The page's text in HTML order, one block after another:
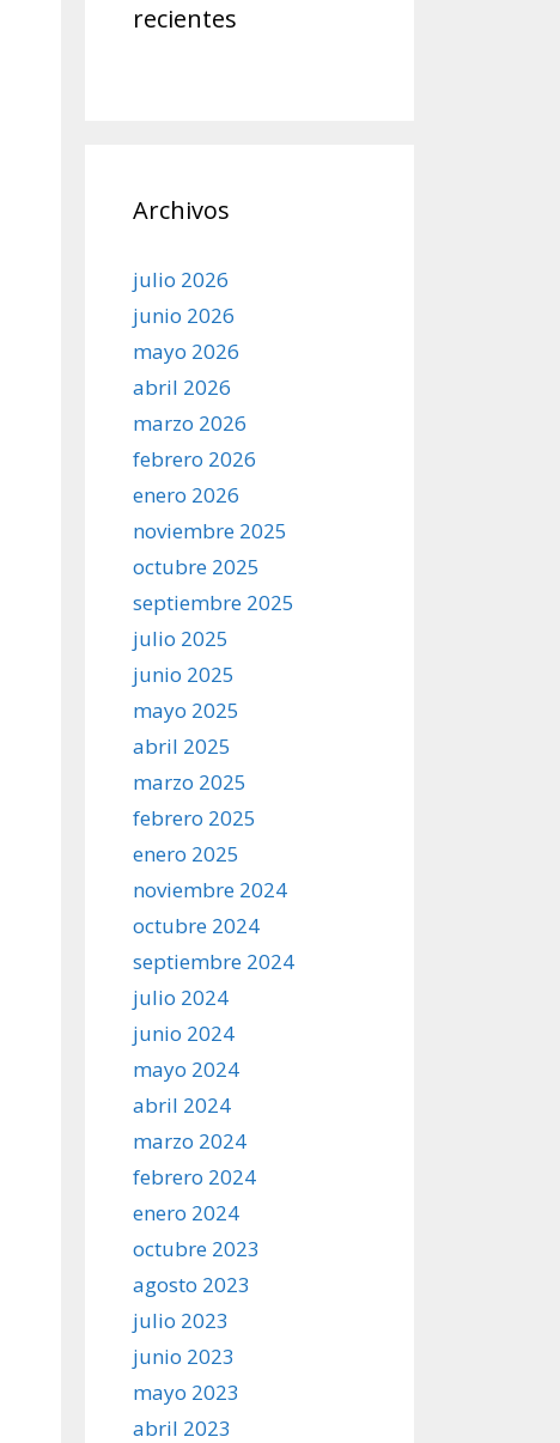
recientes
Archivos
julio 2026
junio 2026
mayo 2026
abril 2026
marzo 2026
febrero 2026
enero 2026
noviembre 2025
octubre 2025
septiembre 2025
julio 2025
junio 2025
mayo 2025
abril 2025
marzo 2025
febrero 2025
enero 2025
noviembre 2024
octubre 2024
septiembre 2024
julio 2024
junio 2024
mayo 2024
abril 2024
marzo 2024
febrero 2024
enero 2024
octubre 2023
agosto 2023
julio 2023
junio 2023
mayo 2023
abril 2023